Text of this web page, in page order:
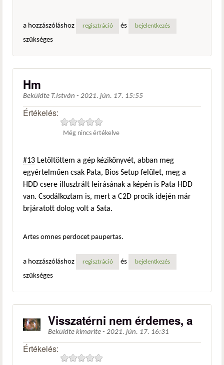
a hozzászóláshoz regisztráció és bejelentkezés
szükséges
Hm
Beküldte T.István - 2021. jún. 17. 15:55
Értékelés:
Még nincs értékelve
#13 Letöltöttem a gép kézikönyvét, abban meg
egyértelműen csak Pata, Bios Setup felület, meg a
HDD csere illusztrált leirásának a képén is Pata HDD
van. Csodálkoztam is, mert a C2D procik idején már
brjáratott dolog volt a Sata.
Artes omnes perdocet paupertas.
a hozzászóláshoz regisztráció és bejelentkezés
szükséges
Visszatérni nem érdemes, a
Beküldte kimarite - 2021. jún. 17. 16:31
Értékelés: